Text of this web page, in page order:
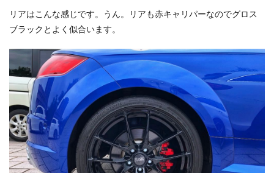
リアはこんな感じです。うん。リアも赤キャリパーなのでグロス
ブラックとよく似合います。